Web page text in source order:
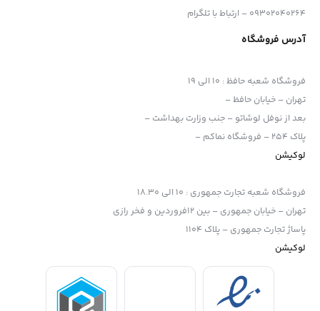
09302040264 – ارتباط با تلگرام
آدرس فروشگاه
فروشگاه شعبه حافظ: 10 الی 19
تهران – خیابان حافظ –
بعد از نوفل لوشاتو – جنب وزارت بهداشت –
پلاک 254 – فروشگاه نماکم –
لوکیشن
فروشگاه شعبه تجارت جمهوری : 10 الی 18.30
تهران – خیابان جمهوری – بین 12فروردین و فخر رازی
پاساژ تجارت جمهوری – پلاک 1104
لوکیشن